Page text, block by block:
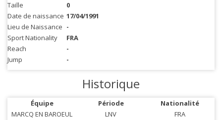
Taille
0
Date de naissance 17/04/1991
Lieu de Naissance -
Sport Nationality
FRA
Reach
-
Jump
-
Historique
Équipe Période
Nationalité
MARCQ EN BAROEUL
LNV
FRA